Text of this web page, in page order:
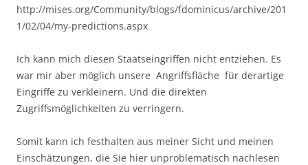
http://mises.org/Community/blogs/fdominicus/archive/201
1/02/04/my-predictions.aspx
Ich kann mich diesen Staatseingriffen nicht entziehen. Es
war mir aber möglich unsere Angriffsfläche für derartige
Eingriffe zu verkleinern. Und die direkten
Zugriffsmöglichkeiten zu verringern.
Somit kann ich festhalten aus meiner Sicht und meinen
Einschätzungen, die Sie hier unproblematisch nachlesen